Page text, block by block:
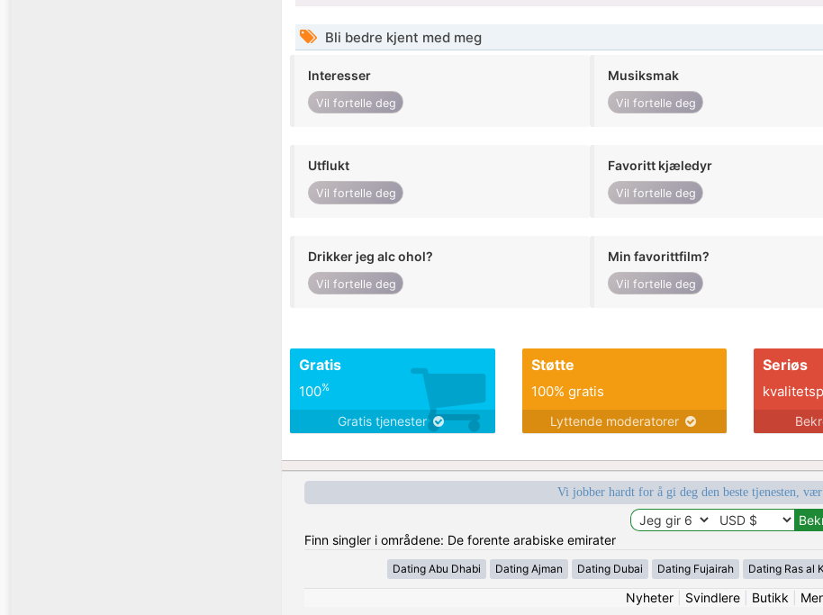
Bli bedre kjent med meg
Interesser
Vil fortelle deg
Musiksmak
Vil fortelle deg
Utflukt
Vil fortelle deg
Favoritt kjæledyr
Vil fortelle deg
Drikker jeg alc ohol?
Vil fortelle deg
Min favorittfilm?
Vil fortelle deg
Gratis
100%
Gratis tjenester
Støtte
100% gratis
Lyttende moderatorer
Seriøs
Vi jobber hardt for å gi deg den beste tjenesten,
Finn singler i områdene: De forente arabiske emirater
Dating Abu Dhabi Dating Ajman Dating Dubai Dating Fujairah Dating Ras al
Nyheter| Svindlere| Butikk